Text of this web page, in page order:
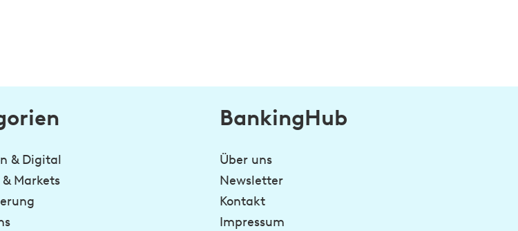
& Digital
Markets
BankingHub
Über uns
Newsletter
Kontakt
Impressum